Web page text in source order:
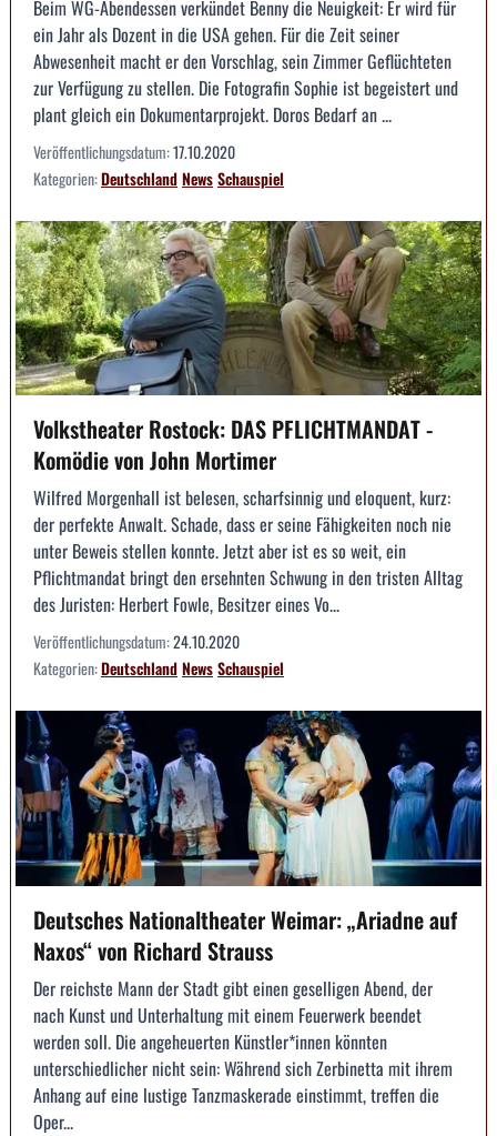
Beim WG-Abendessen verkündet Benny die Neuigkeit: Er wird für
ein Jahr als Dozent in die USA gehen. Für die Zeit seiner
Abwesenheit macht er den Vorschlag, sein Zimmer Geflüchteten
zur Verfügung zu stellen. Die Fotografin Sophie ist begeistert und
plant gleich ein Dokumentarprojekt. Doros Bedarf an ...
Veröffentlichungsdatum:17.10.2020
Kategorien:DeutschlandNewsSchauspiel
Volkstheater Rostock: DAS PFLICHTMANDAT -
Komödie von John Mortimer
Wilfred Morgenhall ist belesen, scharfsinnig und eloquent, kurz:
der perfekte Anwalt. Schade, dass er seine Fähigkeiten noch nie
unter Beweis stellen konnte. Jetzt aber ist es so weit, ein
Pflichtmandat bringt den ersehnten Schwung in den tristen Alltag
des Juristen: Herbert Fowle, Besitzer eines Vo...
Veröffentlichungsdatum:24.10.2020
Kategorien:DeutschlandNewsSchauspiel
Deutsches Nationaltheater Weimar: „Ariadne auf
Naxos“ von Richard Strauss
Der reichste Mann der Stadt gibt einen geselligen Abend, der
nach Kunst und Unterhaltung mit einem Feuerwerk beendet
werden soll. Die angeheuerten Künstler*innen könnten
unterschiedlicher nicht sein: Während sich Zerbinetta mit ihrem
Anhang auf eine lustige Tanzmaskerade einstimmt, treffen die
Oper...